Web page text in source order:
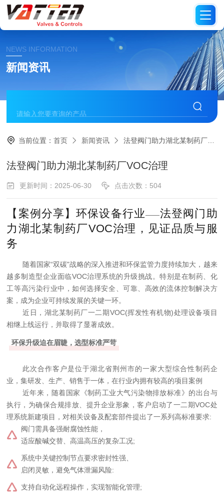
NEWS INFORMATION
新闻资讯
当前位置：首页 新闻资讯 法登阀门助力湖北某制药厂VOC治理
法登阀门助力湖北某制药厂VOC治理
更新时间：2025-06-30 点击次数：504
【案例分享】环保设备行业——法登阀门助
力湖北某制药厂VOC治理，见证品质与服
务
随着国家“双碳"战略的深入推进和环保监管力度持续加大，越来
越多制造型企业面临VOC治理系统的升级挑战。特别是在制药、化
工等高污染行业中，如何选择安全、可靠、高效的流体控制解决方
案，成为企业可持续发展的关键一环。
近日，湖北某制药厂一二期VOC(挥发性有机物)处理设备项目
相继上线运行，并取得了显著成效。
环保升级迫在眉睫，选型标准严苛
此次合作客户是位于湖北省荆州市的一家大型综合性制药企
业，集研发、生产、销售于一体，在行业内拥有较高的项目案例
近年来，随着国家《制药工业大气污染物排放标准》的出台与
执行，为确保合规排放、提升企业形象，客户启动了一二期VOC处
理系统新建项目，对相关设备及配套部件提出了一系列高标准要求:
阀门需具备强耐腐蚀性能，
适应酸碱交替、高温高压的复杂工况;
系统中关键控制节点要求密封性强、
启闭灵敏，避免气体泄漏风险:
支持自动化远程操作，实现智能化管理;